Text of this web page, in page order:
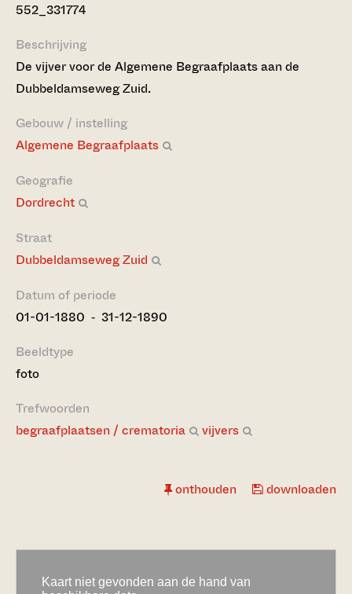
552_331774
Beschrijving
De vijver voor de Algemene Begraafplaats aan de
Dubbeldamseweg Zuid.
Gebouw / instelling
Algemene Begraafplaats
Geografie
Dordrecht
Straat
Dubbeldamseweg Zuid
Datum of periode
01-01-1880 ‐ 31-12-1890
Beeldtype
foto
Trefwoorden
begraafplaatsen / crematoria
vijvers
onthouden downloaden